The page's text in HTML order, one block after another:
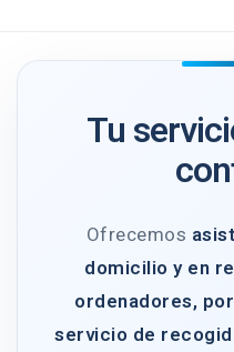
Tu
Ofrecemos
domicilio y en
ordenadores,
servicio de